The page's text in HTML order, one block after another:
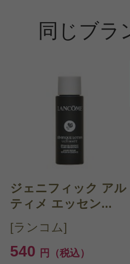
ので、本物なのか
投
感じた効能：うる
テカリ/目のクマ
購入品：レネルジー
他の化粧品を使っ
たので、以前使っ
同じブラ
ジェニフィック アル
ティメ エッセン...
[ランコム]
540 円（税込）